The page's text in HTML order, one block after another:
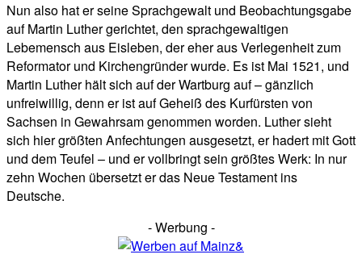
Nun also hat er seine Sprachgewalt und Beobachtungsgabe
auf Martin Luther gerichtet, den sprachgewaltigen
Lebemensch aus Eisleben, der eher aus Verlegenheit zum
Reformator und Kirchengründer wurde. Es ist Mai 1521, und
Martin Luther hält sich auf der Wartburg auf – gänzlich
unfreiwillig, denn er ist auf Geheiß des Kurfürsten von
Sachsen in Gewahrsam genommen worden. Luther sieht
sich hier größten Anfechtungen ausgesetzt, er hadert mit Gott
und dem Teufel – und er vollbringt sein größtes Werk: In nur
zehn Wochen übersetzt er das Neue Testament ins
Deutsche.
- Werbung -